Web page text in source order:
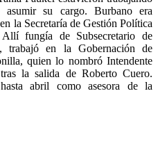
su cargo. Burbano era
la Secretaría de Gestión Política
fungía de Subsecretario de
trabajó en la Gobernación de
quien lo nombró Intendente
la salida de Roberto Cuero.
abril como asesora de la